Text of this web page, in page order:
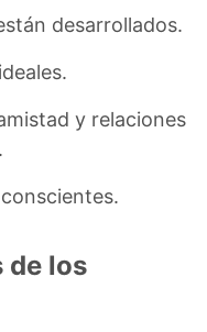
desarrollados.
y relaciones
de los